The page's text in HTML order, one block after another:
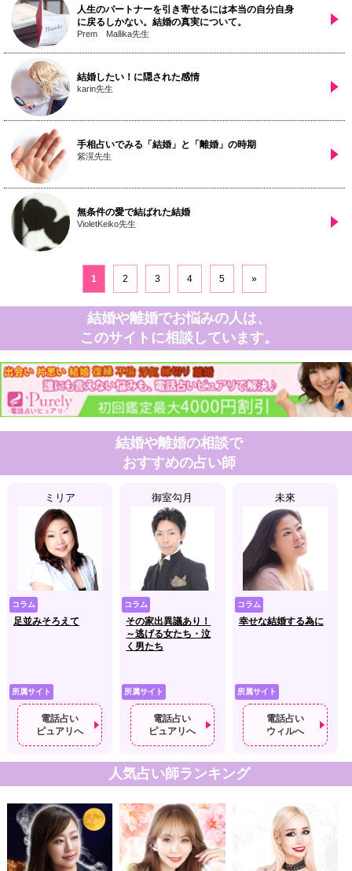
人生のパートナーを引き寄せるには本当の自分自身
に戻るしかない。結婚の真実について。
Prem Mallika先生
結婚したい！に隠された感情
karin先生
手相占いでみる「結婚」と「離婚」の時期
紫滉先生
無条件の愛で結ばれた結婚
VioletKeiko先生
1 2 3 4 5 »
結婚や離婚でお悩みの人は、
このサイトに相談しています。
結婚や離婚の相談で
おすすめの占い師
ミリア
コラム
足並みそろえて
所属サイト
電話占い
ピュアリへ
御室勾月
コラム
その家出異議あり！
～逃げる女たち・泣
く男たち
所属サイト
電話占い
ピュアリへ
未來
コラム
幸せな結婚する為に
所属サイト
電話占い
ウィルへ
人気占い師ランキング